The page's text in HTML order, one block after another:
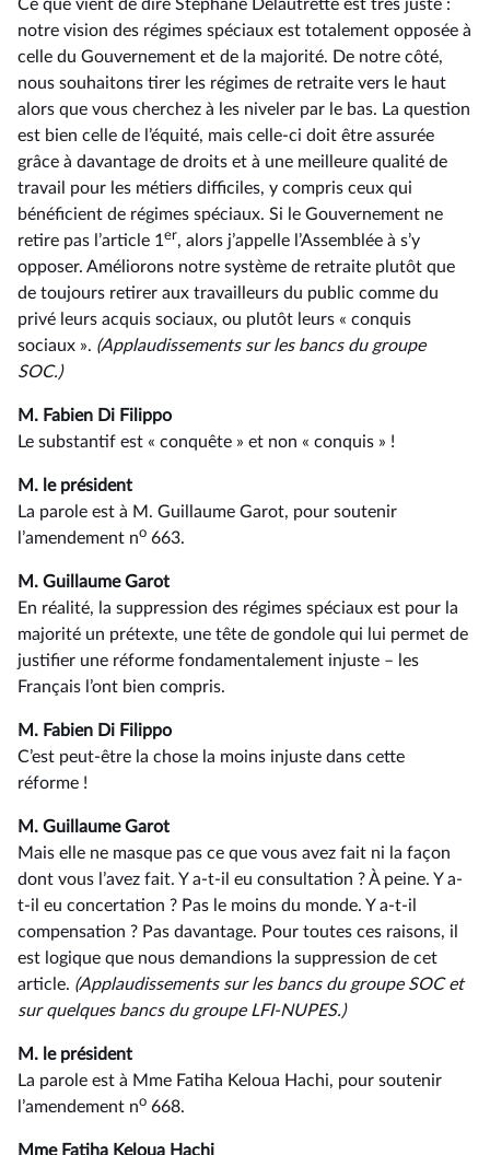
Ce que vient de dire Stéphane Delautrette est très juste :
notre vision des régimes spéciaux est totalement opposée à
celle du Gouvernement et de la majorité. De notre côté,
nous souhaitons tirer les régimes de retraite vers le haut
alors que vous cherchez à les niveler par le bas. La question
est bien celle de l’équité, mais celle-ci doit être assurée
grâce à davantage de droits et à une meilleure qualité de
travail pour les métiers difficiles, y compris ceux qui
bénéficient de régimes spéciaux. Si le Gouvernement ne
retire pas l’article 1 er, alors j’appelle l’Assemblée à s’y
opposer. Améliorons notre système de retraite plutôt que
de toujours retirer aux travailleurs du public comme du
privé leurs acquis sociaux, ou plutôt leurs « conquis
sociaux ». (Applaudissements sur les bancs du groupe
SOC.)
M. Fabien Di Filippo
Le substantif est « conquête » et non « conquis » !
M. le président
La parole est à M. Guillaume Garot, pour soutenir
l’amendement no 663.
M. Guillaume Garot
En réalité, la suppression des régimes spéciaux est pour la
majorité un prétexte, une tête de gondole qui lui permet de
justifier une réforme fondamentalement injuste –⁠ les
Français l’ont bien compris.
M. Fabien Di Filippo
C’est peut-être la chose la moins injuste dans cette
réforme !
M. Guillaume Garot
Mais elle ne masque pas ce que vous avez fait ni la façon
dont vous l’avez fait. Y a-t-il eu consultation ? À peine. Y a-
t-il eu concertation ? Pas le moins du monde. Y a-t-il
compensation ? Pas davantage. Pour toutes ces raisons, il
est logique que nous demandions la suppression de cet
article. (Applaudissements sur les bancs du groupe SOC et
sur quelques bancs du groupe LFI-NUPES.)
M. le président
La parole est à Mme Fatiha Keloua Hachi, pour soutenir
l’amendement no 668.
Mme Fatiha Keloua Hachi